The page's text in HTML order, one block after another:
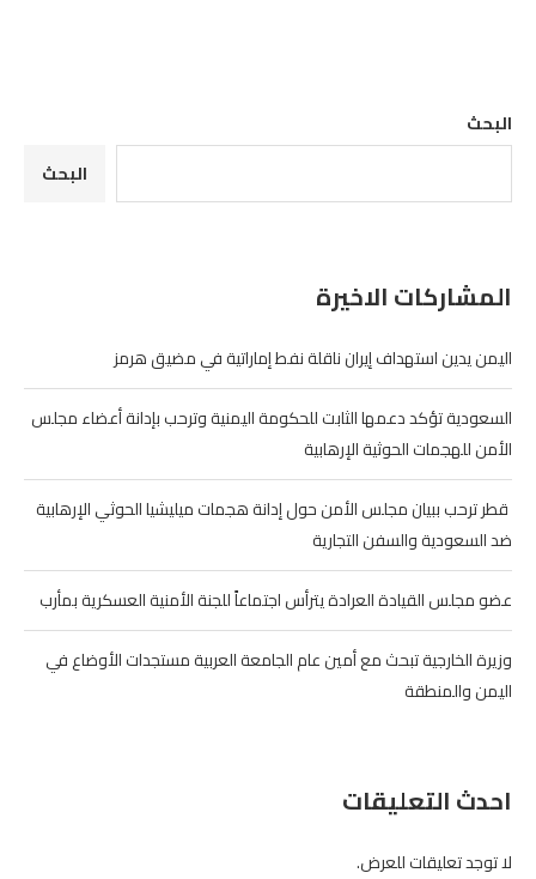
البحث
البحث
المشاركات الاخيرة
اليمن يدين استهداف إيران ناقلة نفط إماراتية في مضيق هرمز
السعودية تؤكد دعمها الثابت للحكومة اليمنية وترحب بإدانة أعضاء مجلس
الأمن للهجمات الحوثية الإرهابية
‏ قطر ترحب ببيان مجلس الأمن حول إدانة هجمات ميليشيا الحوثي الإرهابية
ضد السعودية والسفن التجارية
عضو مجلس القيادة العرادة يترأس اجتماعاً للجنة الأمنية العسكرية بمأرب
وزيرة الخارجية تبحث مع أمين عام الجامعة العربية مستجدات الأوضاع في
اليمن والمنطقة
احدث التعليقات
لا توجد تعليقات للعرض.